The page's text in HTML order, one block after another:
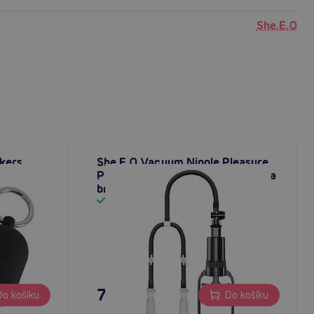
She.E.O
košíku
She.E.O Vacuum Nipple Pleasure
Pump Medium, vakuová pumpa na
bradavky
795 Kč Do košíku